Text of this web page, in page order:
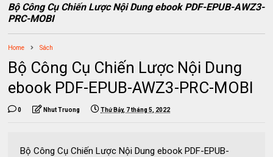
Bộ Công Cụ Chiến Lược Nội Dung ebook PDF-EPUB-AWZ3-
PRC-MOBI
Home Sách
Bộ Công Cụ Chiến Lược Nội Dung
ebook PDF-EPUB-AWZ3-PRC-MOBI
0 Nhut Truong Thứ Bảy, 7 tháng 5, 2022
Bộ Công Cụ Chiến Lược Nội Dung ebook PDF-EPUB-